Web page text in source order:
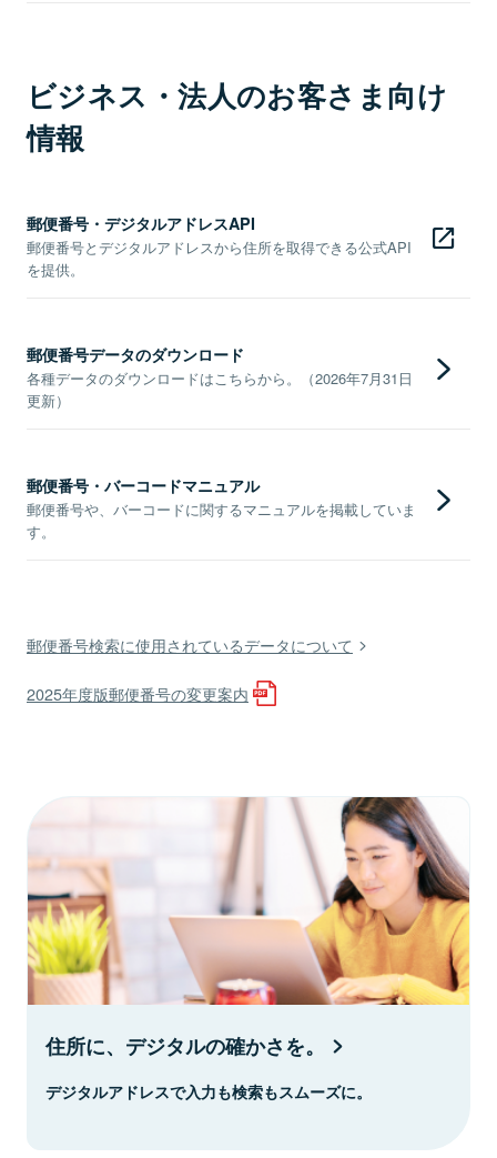
ビジネス・法人のお客さま向け
情報
郵便番号・デジタルアドレスAPI
郵便番号とデジタルアドレスから住所を取得できる公式API
を提供。
郵便番号データのダウンロード
各種データのダウンロードはこちらから。（2026年7月31日
更新）
郵便番号・バーコードマニュアル
郵便番号や、バーコードに関するマニュアルを掲載していま
す。
郵便番号検索に使用されているデータについて
2025年度版郵便番号の変更案内
住所に、デジタルの確かさを。
デジタルアドレスで入力も検索もスムーズに。